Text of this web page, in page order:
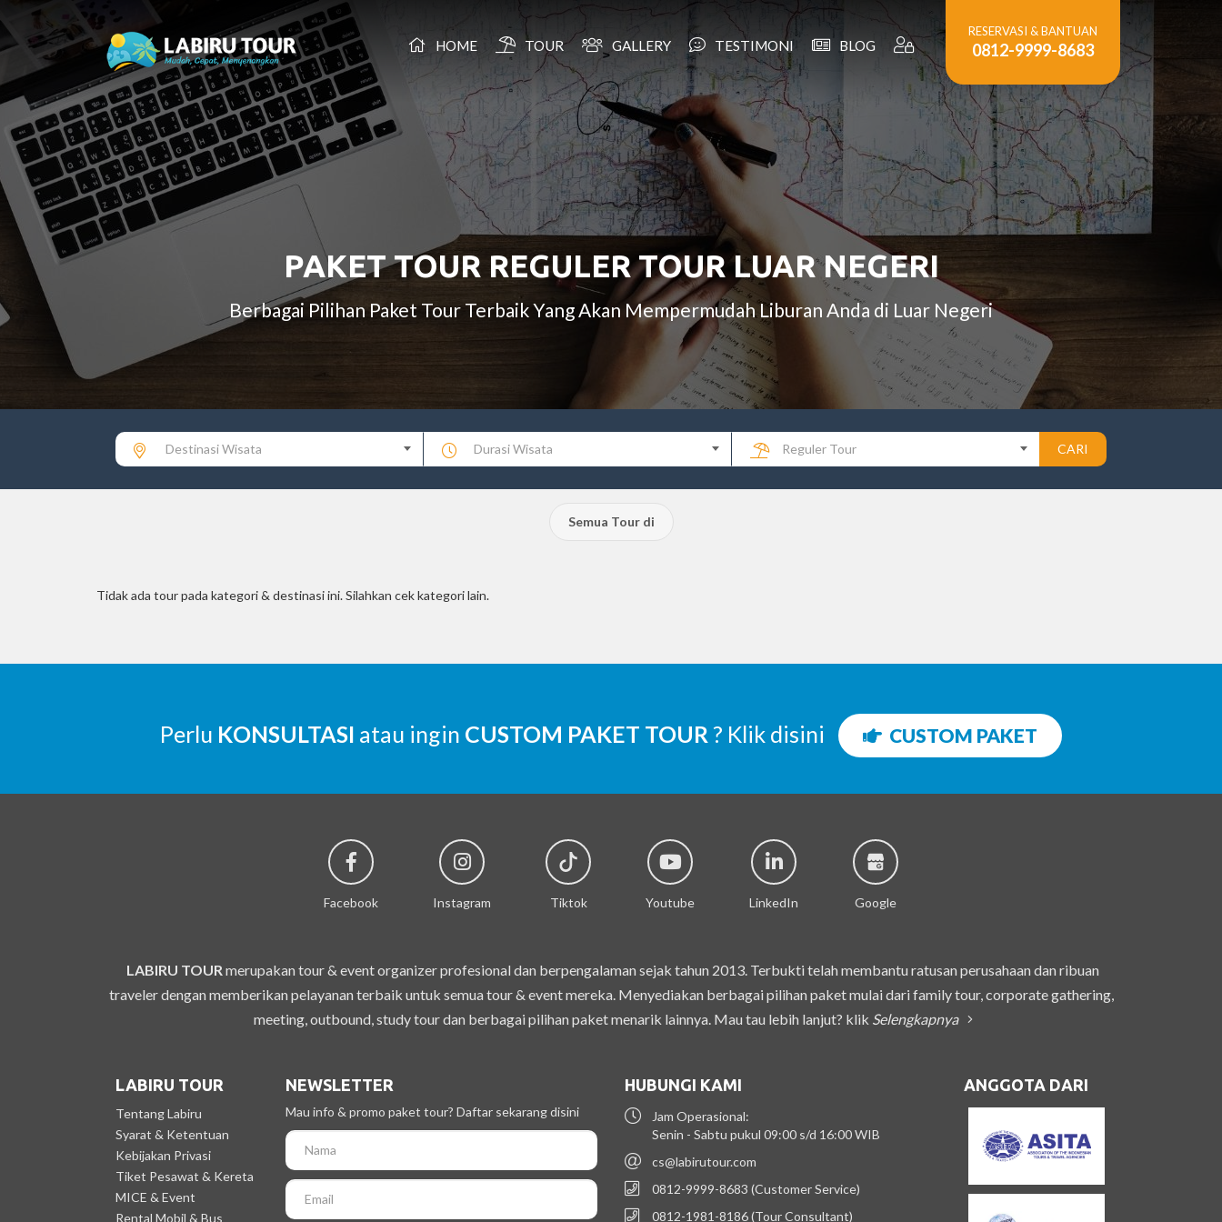
HOME TOUR GALLERY TESTIMONI BLOG
RESERVASI & BANTUAN
0812-9999-8683
PAKET TOUR REGULER TOUR LUAR NEGERI
Berbagai Pilihan Paket Tour Terbaik Yang Akan Mempermudah Liburan Anda di Luar Negeri
Destinasi Wisata Durasi Wisata Reguler Tour CARI
Semua Tour di
Tidak ada tour pada kategori & destinasi ini. Silahkan cek kategori lain.
Perlu KONSULTASI atau ingin CUSTOM PAKET TOUR ? Klik disini CUSTOM PAKET
Facebook Instagram Tiktok Youtube LinkedIn Google
LABIRU TOUR merupakan tour & event organizer profesional dan berpengalaman sejak tahun 2013. Terbukti telah membantu ratusan perusahaan dan ribuan
traveler dengan memberikan pelayanan terbaik untuk semua tour & event mereka. Menyediakan berbagai pilihan paket mulai dari family tour, corporate gathering,
meeting, outbound, study tour dan berbagai pilihan paket menarik lainnya. Mau tau lebih lanjut? klik Selengkapnya
LABIRU TOUR
Tentang Labiru
Syarat & Ketentuan
Kebijakan Privasi
Tiket Pesawat & Kereta
MICE & Event
Rental Mobil & Bus
NEWSLETTER
Mau info & promo paket tour? Daftar sekarang disini
HUBUNGI KAMI
Jam Operasional:
Senin - Sabtu pukul 09:00 s/d 16:00 WIB
cs@labirutour.com
0812-9999-8683 (Customer Service)
0812-1981-8186 (Tour Consultant)
ANGGOTA DARI